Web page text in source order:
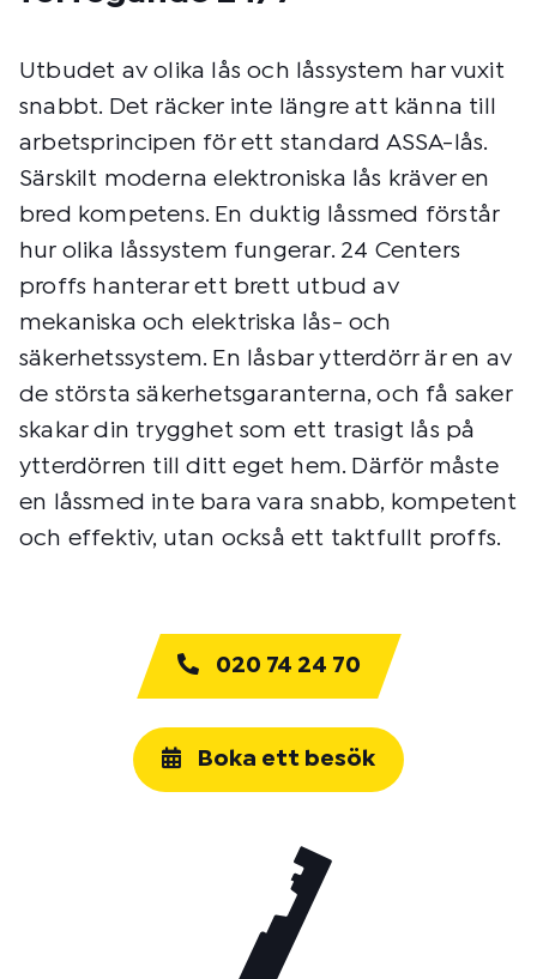
Utbudet av olika lås och låssystem har vuxit
snabbt. Det räcker inte längre att känna till
arbetsprincipen för ett standard ASSA-lås.
Särskilt moderna elektroniska lås kräver en
bred kompetens. En duktig låssmed förstår
hur olika låssystem fungerar. 24 Centers
proffs hanterar ett brett utbud av
mekaniska och elektriska lås- och
säkerhetssystem. En låsbar ytterdörr är en av
de största säkerhetsgaranterna, och få saker
skakar din trygghet som ett trasigt lås på
ytterdörren till ditt eget hem. Därför måste
en låssmed inte bara vara snabb, kompetent
och effektiv, utan också ett taktfullt proffs.
020 74 24 70
Boka ett besök